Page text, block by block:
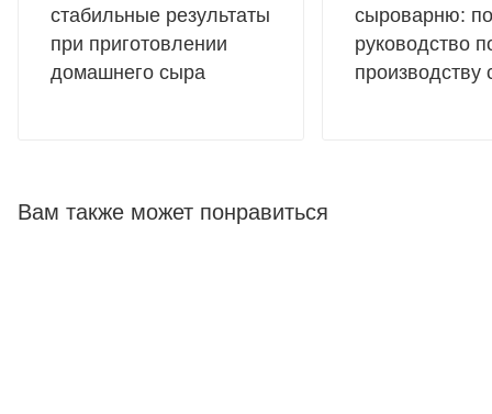
стабильные результаты
при приготовлении
домашнего сыра
сыроварню:
руководство
производству
Вам также может понравиться